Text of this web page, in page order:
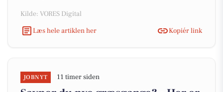
Kilde: VORES Digital
Læs hele artiklen her
Kopiér link
JOBNYT 11 timer siden